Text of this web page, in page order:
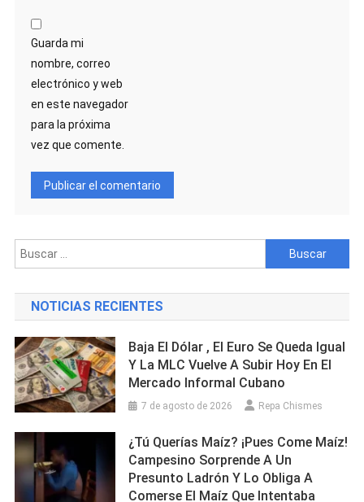
Guarda mi
nombre, correo
electrónico y web
en este navegador
para la próxima
vez que comente.
Buscar:
NOTICIAS RECIENTES
Baja El Dólar , El Euro Se Queda Igual
Y La MLC Vuelve A Subir Hoy En El
Mercado Informal Cubano
7 de agosto de 2026 Repa Chismes
¿Tú Querías Maíz? ¡Pues Come Maíz!
Campesino Sorprende A Un
Presunto Ladrón Y Lo Obliga A
Comerse El Maíz Que Intentaba